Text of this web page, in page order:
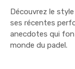
Découvrez le style
ses récentes
anecdotes qui
monde du padel.